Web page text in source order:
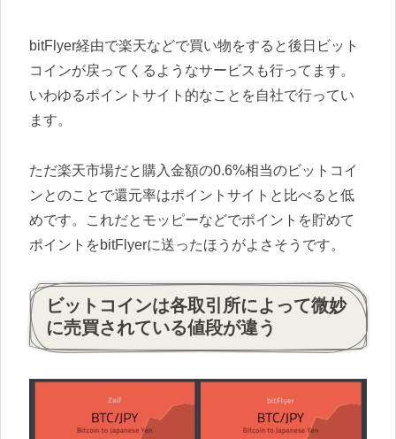
bitFlyer経由で楽天などで買い物をすると後日ビット
コインが戻ってくるようなサービスも行ってます。
いわゆるポイントサイト的なことを自社で行ってい
ます。
ただ楽天市場だと購入金額の0.6%相当のビットコイ
ンとのことで還元率はポイントサイトと比べると低
めです。これだとモッピーなどでポイントを貯めて
ポイントをbitFlyerに送ったほうがよさそうです。
ビットコインは各取引所によって微妙
に売買されている値段が違う